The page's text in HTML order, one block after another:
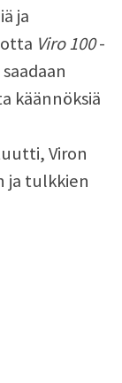
ja
Viro 100-
käännöksiä
Viron
ja tulkkien